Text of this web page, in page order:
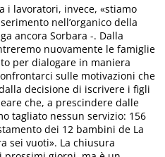
i lavoratori, invece, «stiamo
nell’organico della
ancora Sorbara -. Dalla
nuovamente le famiglie
per dialogare in maniera
sulle motivazioni che
decisione di iscrivere i figli
che, a prescindere dalle
tagliato nessun servizio: 156
dei 12 bambini de La
sei vuoti». La chiusura